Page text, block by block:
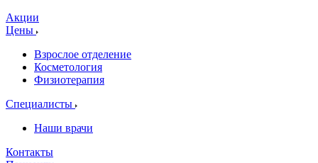
Акции
Цены
Взрослое отделение
Косметология
Физиотерапия
Специалисты
Наши врачи
Контакты